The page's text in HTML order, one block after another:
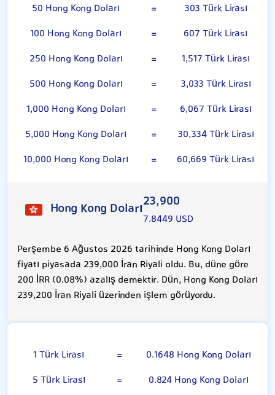
50 Hong Kong Doları
=
303 Türk Lirası
100 Hong Kong Doları
=
607 Türk Lirası
250 Hong Kong Doları
=
1,517 Türk Lirası
500 Hong Kong Doları
=
3,033 Türk Lirası
1,000 Hong Kong Doları
=
6,067 Türk Lirası
5,000 Hong Kong Doları
=
30,334 Türk Lirası
10,000 Hong Kong Doları
= 60,669 Türk Lirası
Hong Kong Doları23,900
7.8449 USD
Perşembe 6 Ağustos 2026 tarihinde Hong Kong Doları
fiyatı piyasada 239,000 İran Riyali oldu. Bu, düne göre
200 İRR (0.08%) azalış demektir. Dün, Hong Kong Doları
239,200 İran Riyali üzerinden işlem görüyordu.
1 Türk Lirası =
0.1648 Hong Kong Doları
5 Türk Lirası
= 0.824 Hong Kong Doları